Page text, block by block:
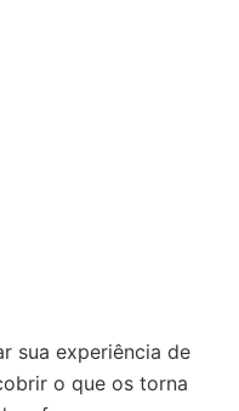
sua experiência de
o que os torna